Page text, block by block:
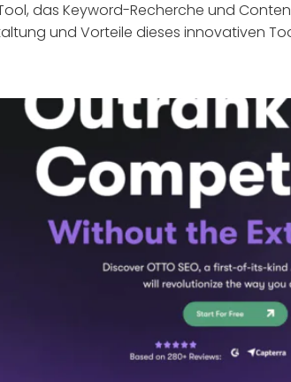
das Keyword-Recherche und
und Vorteile dieses innovativen